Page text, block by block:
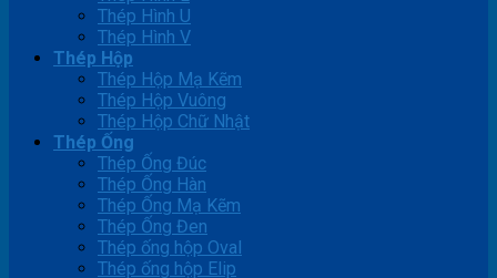
Thép Hình U
Thép Hình V
Thép Hộp
Thép Hộp Mạ Kẽm
Thép Hộp Vuông
Thép Hộp Chữ Nhật
Thép Ống
Thép Ống Đúc
Thép Ống Hàn
Thép Ống Mạ Kẽm
Thép Ống Đen
Thép ống hộp Oval
Thép ống hộp Elip